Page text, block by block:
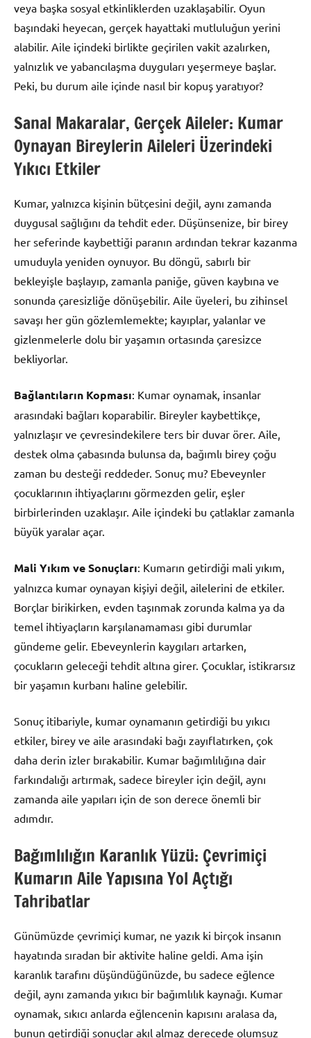
veya başka sosyal etkinliklerden uzaklaşabilir. Oyun
başındaki heyecan, gerçek hayattaki mutluluğun yerini
alabilir. Aile içindeki birlikte geçirilen vakit azalırken,
yalnızlık ve yabancılaşma duyguları yeşermeye başlar.
Peki, bu durum aile içinde nasıl bir kopuş yaratıyor?
Sanal Makaralar, Gerçek Aileler: Kumar
Oynayan Bireylerin Aileleri Üzerindeki
Yıkıcı Etkiler
Kumar, yalnızca kişinin bütçesini değil, aynı zamanda
duygusal sağlığını da tehdit eder. Düşünsenize, bir birey
her seferinde kaybettiği paranın ardından tekrar kazanma
umuduyla yeniden oynuyor. Bu döngü, sabırlı bir
bekleyişle başlayıp, zamanla paniğe, güven kaybına ve
sonunda çaresizliğe dönüşebilir. Aile üyeleri, bu zihinsel
savaşı her gün gözlemlemekte; kayıplar, yalanlar ve
gizlenmelerle dolu bir yaşamın ortasında çaresizce
bekliyorlar.
Bağlantıların Kopması: Kumar oynamak, insanlar
arasındaki bağları koparabilir. Bireyler kaybettikçe,
yalnızlaşır ve çevresindekilere ters bir duvar örer. Aile,
destek olma çabasında bulunsa da, bağımlı birey çoğu
zaman bu desteği reddeder. Sonuç mu? Ebeveynler
çocuklarının ihtiyaçlarını görmezden gelir, eşler
birbirlerinden uzaklaşır. Aile içindeki bu çatlaklar zamanla
büyük yaralar açar.
Mali Yıkım ve Sonuçları: Kumarın getirdiği mali yıkım,
yalnızca kumar oynayan kişiyi değil, ailelerini de etkiler.
Borçlar birikirken, evden taşınmak zorunda kalma ya da
temel ihtiyaçların karşılanamaması gibi durumlar
gündeme gelir. Ebeveynlerin kaygıları artarken,
çocukların geleceği tehdit altına girer. Çocuklar, istikrarsız
bir yaşamın kurbanı haline gelebilir.
Sonuç itibariyle, kumar oynamanın getirdiği bu yıkıcı
etkiler, birey ve aile arasındaki bağı zayıflatırken, çok
daha derin izler bırakabilir. Kumar bağımlılığına dair
farkındalığı artırmak, sadece bireyler için değil, aynı
zamanda aile yapıları için de son derece önemli bir
adımdır.
Bağımlılığın Karanlık Yüzü: Çevrimiçi
Kumarın Aile Yapısına Yol Açtığı
Tahribatlar
Günümüzde çevrimiçi kumar, ne yazık ki birçok insanın
hayatında sıradan bir aktivite haline geldi. Ama işin
karanlık tarafını düşündüğünüzde, bu sadece eğlence
değil, aynı zamanda yıkıcı bir bağımlılık kaynağı. Kumar
oynamak, sıkıcı anlarda eğlencenin kapısını aralasa da,
bunun getirdiği sonuçlar akıl almaz derecede olumsuz